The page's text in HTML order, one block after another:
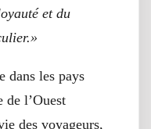
et du
dans les pays
de l’Ouest
des voyageurs,